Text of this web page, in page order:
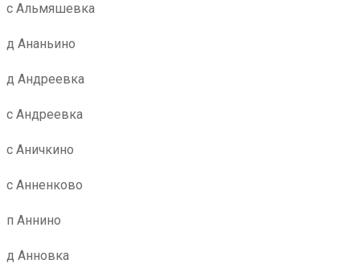
с Альмяшевка
д Ананьино
д Андреевка
с Андреевка
с Аничкино
с Анненково
п Аннино
д Анновка